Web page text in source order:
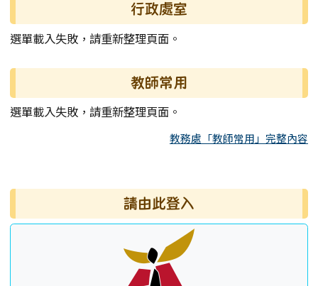
行政處室
選單載入失敗，請重新整理頁面。
教師常用
選單載入失敗，請重新整理頁面。
教務處「教師常用」完整內容
右邊區域內容 請由此登入